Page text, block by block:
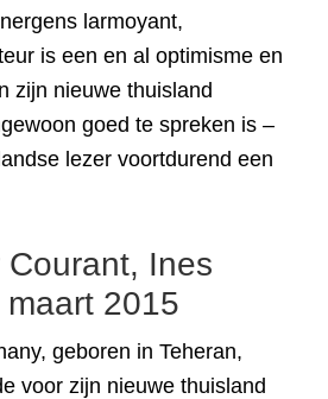
larmoyant,
is een en al optimisme en
zijn nieuwe thuisland
goed te spreken is –
lezer voortdurend een
Ines
2015
geboren in Teheran,
voor zijn nieuwe thuisland